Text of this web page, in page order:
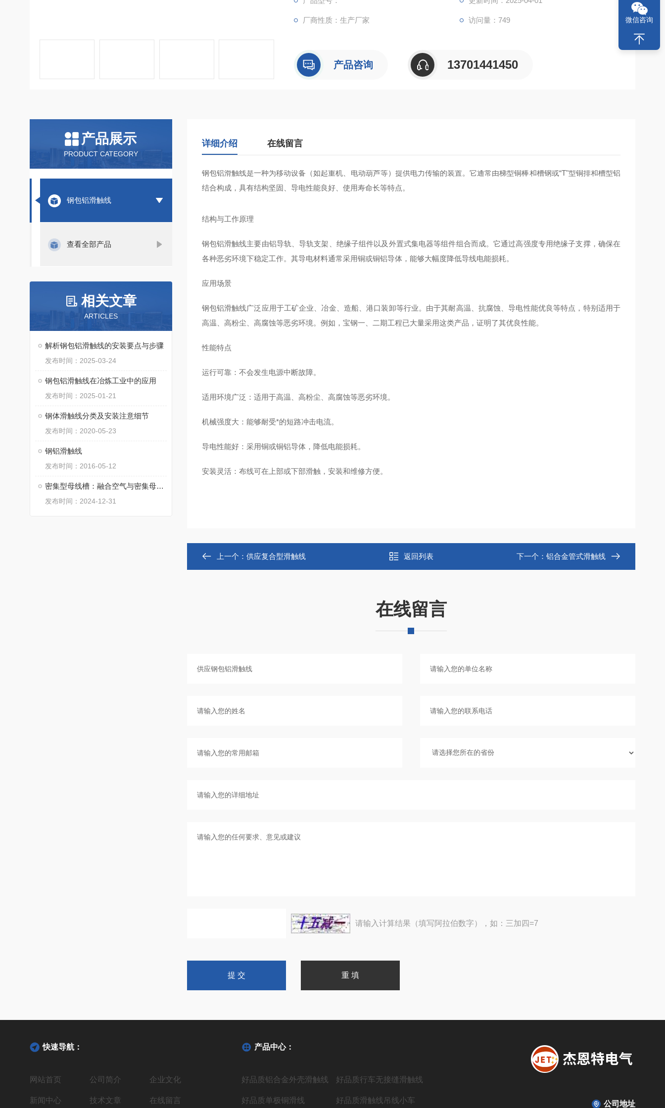
厂商性质：生产厂家 访问量：749
产品咨询 13701441450
产品展示
PRODUCT CATEGORY
钢包铝滑触线
查看全部产品
相关文章
ARTICLES
解析钢包铝滑触线的安装要点与步骤
发布时间：2025-03-24
钢包铝滑触线在冶炼工业中的应用
发布时间：2025-01-21
钢体滑触线分类及安装注意细节
发布时间：2020-05-23
钢铝滑触线
发布时间：2016-05-12
密集型母线槽：融合空气与密集母线优势的创新之选
发布时间：2024-12-31
详细介绍 在线留言
钢包铝滑触线‌是一种为移动设备（如起重机、电动葫芦等）提供电力传输的装置。它通常由梯型铜棒和槽钢或“T"型铜排和槽型铝
结合构成，具有结构坚固、导电性能良好、使用寿命长等特点‌。
结构与工作原理
钢包铝滑触线主要由铝导轨、导轨支架、绝缘子组件以及外置式集电器等组件组合而成。它通过高强度专用绝缘子支撑，确保在
各种恶劣环境下稳定工作。其导电材料通常采用铜或铜铝导体，能够大幅度降低导线电能损耗‌。
应用场景
钢包铝滑触线广泛应用于工矿企业、冶金、造船、港口装卸等行业。由于其耐高温、抗腐蚀、导电性能优良等特点，特别适用于
高温、高粉尘、高腐蚀等恶劣环境。例如，宝钢一、二期工程已大量采用这类产品，证明了其优良性能‌。
性能特点
‌运行可靠‌：不会发生电源中断故障。
‌适用环境广泛‌：适用于高温、高粉尘、高腐蚀等恶劣环境。
‌机械强度大‌：能够耐受*的短路冲击电流。
‌导电性能好‌：采用铜或铜铝导体，降低电能损耗。
‌安装灵活‌：布线可在上部或下部滑触，安装和维修方便。
上一个： 供应复合型滑触线 返回列表 下一个： 铝合金管式滑触线
在线留言
请输入计算结果（填写阿拉伯数字），如：三加四=7
快速导航：
网站首页 公司简介 企业文化
新闻中心 技术文章 在线留言
产品中心：
好品质铝合金外壳滑触线 好品质行车无接缝滑触线
好品质单极铜滑线 好品质滑触线吊线小车 公司地址
微信咨询